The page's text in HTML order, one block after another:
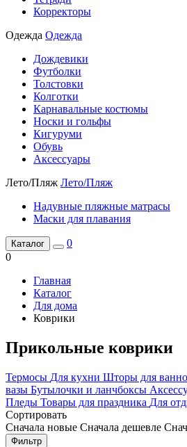
Корректоры
Одежда Одежда
Дождевики
Футболки
Толстовки
Колготки
Карнавальные костюмы
Носки и гольфы
Кигуруми
Обувь
Аксессуары
Лето/Пляж Лето/Пляж
Надувные пляжные матрасы
Маски для плавания
Каталог
0
0
Главная
Каталог
Для дома
Коврики
Прикольные коврики
Термосы Для кухни Шторы для
вазы Бутылочки и ланчбоксы
Пледы Товары для праздника Для
Сортировать
Сначала новые Сначала дешевле
Фильтр